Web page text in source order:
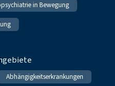
in Bewegung
Abhängigkeitserkrankungen